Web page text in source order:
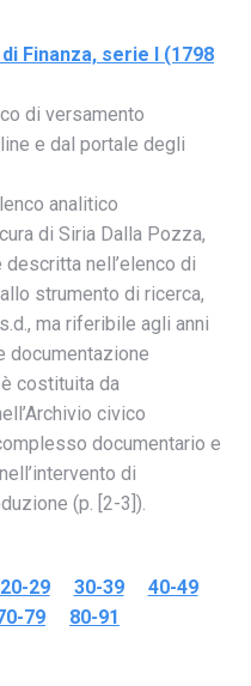
Finanza, serie I (1798
di versamento
e dal portale degli
analitico
di Siria Dalla Pozza,
nell’elenco di
strumento di ricerca,
ma riferibile agli anni
documentazione
costituita da
civico
documentario e
di
(p. [2-3]).
20-29 30-39
40-49
79 80-91